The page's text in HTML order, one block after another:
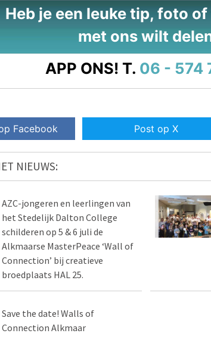
Heb je een leuke tip, foto
met ons wilt
APP ONS! T. 06 - 574
Facebook Post op X
NIEUWS:
AZC-jongeren en leerlingen van
het Stedelijk Dalton College
schilderen op 5 & 6 juli de
Alkmaarse MasterPeace ‘Wall of
Connection’ bij creatieve
broedplaats HAL 25.
Save the date! Walls of
Connection Alkmaar